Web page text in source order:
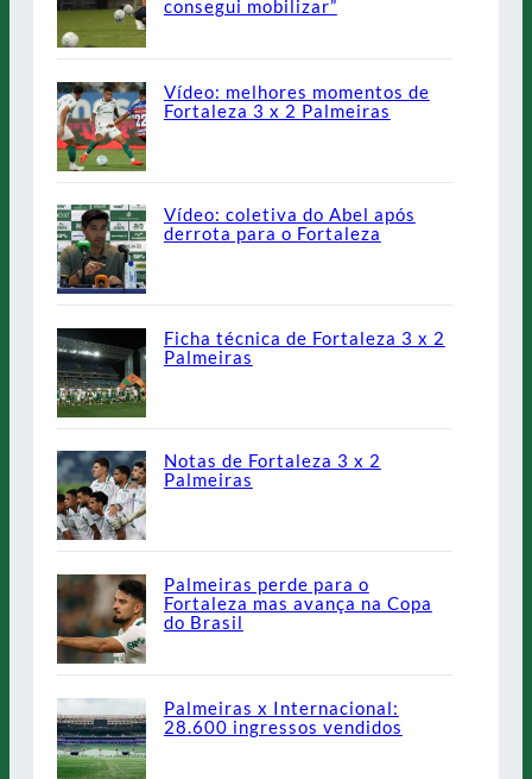
consegui mobilizar”
Vídeo: melhores momentos de
Fortaleza 3 x 2 Palmeiras
Vídeo: coletiva do Abel após
derrota para o Fortaleza
Ficha técnica de Fortaleza 3 x 2
Palmeiras
Notas de Fortaleza 3 x 2
Palmeiras
Palmeiras perde para o
Fortaleza mas avança na Copa
do Brasil
Palmeiras x Internacional:
28.600 ingressos vendidos